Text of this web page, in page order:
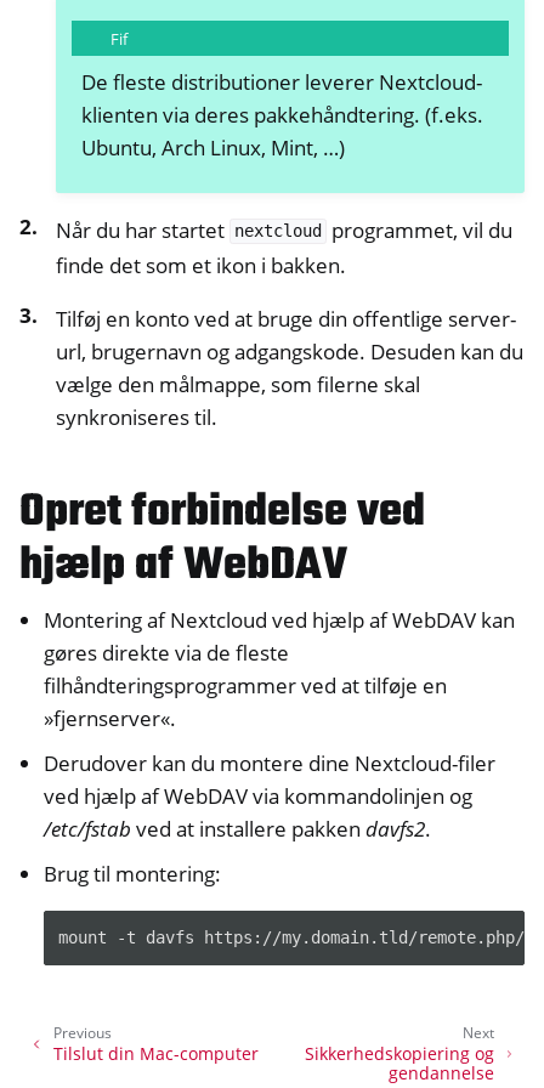
navigation of Håndtering af fjernadgang
navigation of Ofte stillede spørgsmål om NextBox
navigation of NetHSM
navigation of NitroWall
navigation of Software
Fif
De fleste distributioner leverer Nextcloud-
klienten via deres pakkehåndtering. (f.eks.
Ubuntu, Arch Linux, Mint, …)
Når du har startet nextcloud
programmet, vil du
finde det som et ikon i bakken.
Tilføj en konto ved at bruge din offentlige server-
url, brugernavn og adgangskode. Desuden kan du
vælge den målmappe, som filerne skal
synkroniseres til.
Opret forbindelse ved
hjælp af WebDAV
Montering af Nextcloud ved hjælp af WebDAV kan
gøres direkte via de fleste
filhåndteringsprogrammer ved at tilføje en
»fjernserver«.
Derudover kan du montere dine Nextcloud-filer
ved hjælp af WebDAV via kommandolinjen og
/etc/fstab ved at installere pakkendavfs2.
Brug til montering:
mount -t davfs https://my.domain.tld/remote.php/
Next
Sikkerhedskopiering og
gendannelse
Previous
Tilslut din Mac-computer